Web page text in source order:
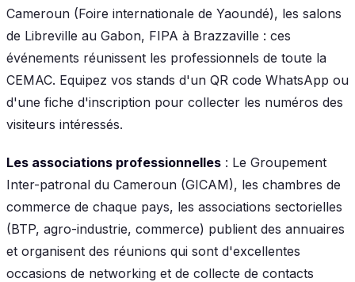
Cameroun (Foire internationale de Yaoundé), les salons
de Libreville au Gabon, FIPA à Brazzaville : ces
événements réunissent les professionnels de toute la
CEMAC. Equipez vos stands d'un QR code WhatsApp ou
d'une fiche d'inscription pour collecter les numéros des
visiteurs intéressés.
Les associations professionnelles : Le Groupement
Inter-patronal du Cameroun (GICAM), les chambres de
commerce de chaque pays, les associations sectorielles
(BTP, agro-industrie, commerce) publient des annuaires
et organisent des réunions qui sont d'excellentes
occasions de networking et de collecte de contacts